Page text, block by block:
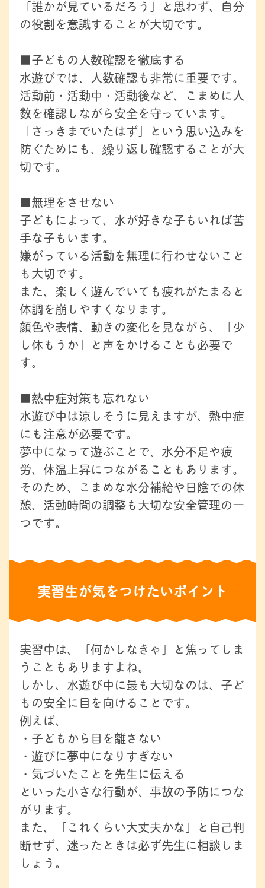
「誰かが見ているだろう」と思わず、自分
の役割を意識することが大切です。
■子どもの人数確認を徹底する
水遊びでは、人数確認も非常に重要です。
活動前・活動中・活動後など、こまめに人
数を確認しながら安全を守っています。
「さっきまでいたはず」という思い込みを
防ぐためにも、繰り返し確認することが大
切です。
■無理をさせない
子どもによって、水が好きな子もいれば苦
手な子もいます。
嫌がっている活動を無理に行わせないこと
も大切です。
また、楽しく遊んでいても疲れがたまると
体調を崩しやすくなります。
顔色や表情、動きの変化を見ながら、「少
し休もうか」と声をかけることも必要で
す。
■熱中症対策も忘れない
水遊び中は涼しそうに見えますが、熱中症
にも注意が必要です。
夢中になって遊ぶことで、水分不足や疲
労、体温上昇につながることもあります。
そのため、こまめな水分補給や日陰での休
憩、活動時間の調整も大切な安全管理の一
つです。
実習生が気をつけたいポイント
実習中は、「何かしなきゃ」と焦ってしま
うこともありますよね。
しかし、水遊び中に最も大切なのは、子ど
もの安全に目を向けることです。
例えば、
・子どもから目を離さない
・遊びに夢中になりすぎない
・気づいたことを先生に伝える
といった小さな行動が、事故の予防につな
がります。
また、「これくらい大丈夫かな」と自己判
断せず、迷ったときは必ず先生に相談しま
しょう。